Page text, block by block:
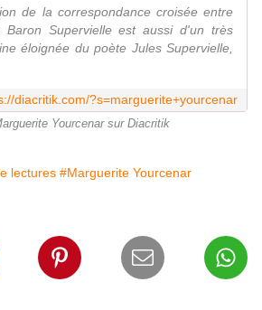
de la correspondance croisée entre
Baron Supervielle est aussi d'un très
éloignée du poète Jules Supervielle,
diacritik.com/?s=marguerite+yourcenar
Yourcenar sur Diacritik
lectures #Marguerite Yourcenar